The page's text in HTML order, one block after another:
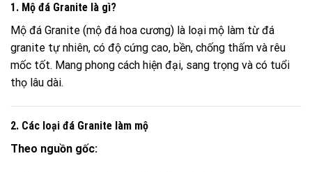
1. Mộ đá Granite là gì?
Mộ đá Granite (mộ đá hoa cương) là loại mộ làm từ đá
granite tự nhiên, có độ cứng cao, bền, chống thấm và rêu
mốc tốt. Mang phong cách hiện đại, sang trọng và có tuổi
thọ lâu dài.
2. Các loại đá Granite làm mộ
Theo nguồn gốc: